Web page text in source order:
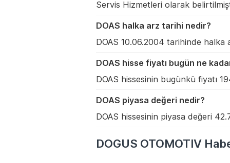
Servis Hizmetleri olarak
DOAS halka arz tarihi nedir?
DOAS 10.06.2004 tarihinde halka
DOAS hisse fiyatı bugün ne
DOAS hissesinin bugünkü fiyatı
DOAS piyasa değeri nedir?
DOAS hissesinin piyasa değeri
DOGUS OTOMOTIV